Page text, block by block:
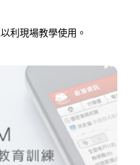
利現場教學使用。